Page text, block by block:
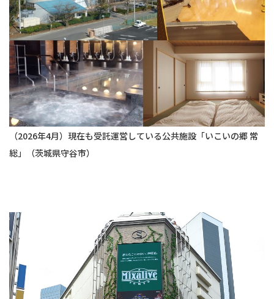
（2026年4月）現在も受託運営している公共施設「いこいの郷 常
総」（茨城県守谷市）